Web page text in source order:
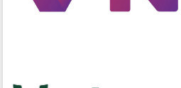
Lãnh đạo tỉnh dâng hương tưởng niệm